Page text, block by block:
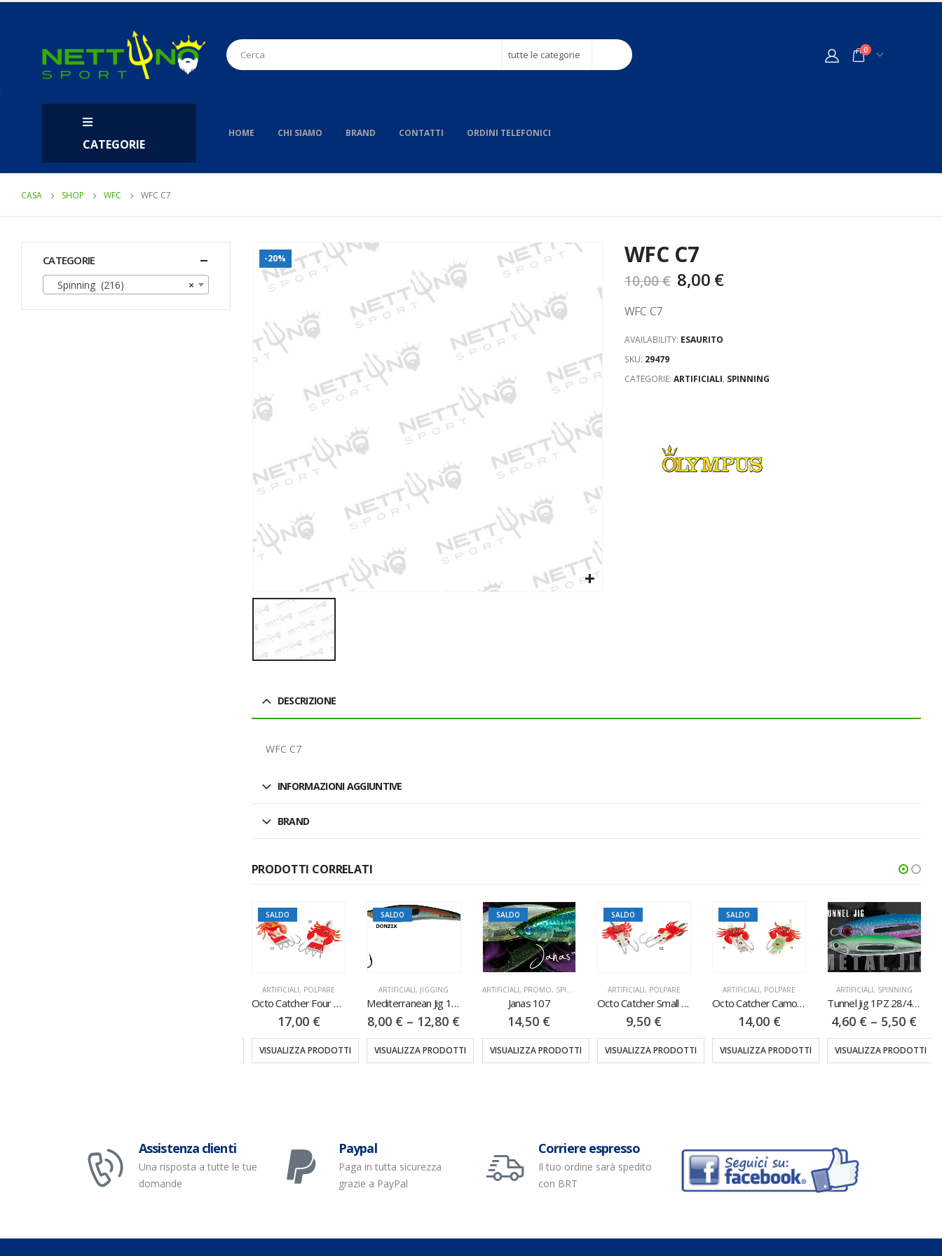
tutte le categorie 0
CATEGORIE
HOME CHI SIAMO BRAND CONTATTI ORDINI TELEFONICI
CASA SHOP WFC WFC C7
-20% WFC C7
10,00€ 8,00 €
WFC C7
AVAILABILITY: ESAURITO
SKU: 29479
CATEGORIE: ARTIFICIALI, SPINNING
DESCRIZIONE
WFC C7
INFORMAZIONI AGGIUNTIVE
BRAND
PRODOTTI CORRELATI
SALDO
ARTIFICIALI, POLPARE
Octo Catcher Four 1PZ 214GR
17,00 €
VISUALIZZA PRODOTTI
SALDO
ARTIFICIALI, JIGGING
Mediterranean Jig 1PZ 100/130/150/200/250GR
8,00 € – 12,80 €
VISUALIZZA PRODOTTI
SALDO
ARTIFICIALI, PROMO, SPINNING
Janas 107
14,50 €
VISUALIZZA PRODOTTI
SALDO
ARTIFICIALI, POLPARE
Octo Catcher Small 1PZ 90GR
9,50 €
VISUALIZZA PRODOTTI
SALDO
ARTIFICIALI, POLPARE
Octo Catcher Camo 1PZ 160GR
14,00 €
VISUALIZZA PRODOTTI
ARTIFICIALI, SPINNING
Tunnel Jig 1PZ 28/40/60GR
4,60 € – 5,50 €
VISUALIZZA PRODOTTI
CATEGORIE
×
Spinning (216)
Assistenza clienti
Una risposta a tutte le tue
domande
Paypal
Paga in tutta sicurezza
grazie a PayPal
Corriere espresso
Il tuo ordine sarà spedito
con BRT